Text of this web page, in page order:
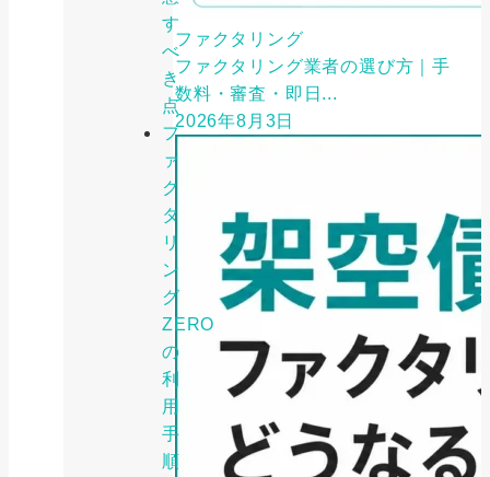
す
べ
き
点
フ
ァ
ク
タ
リ
ン
グ
ZERO
の
利
用
手
順
ファクタリング
ファクタリング業者の選び方｜手
数料・審査・即日...
2026年8月3日